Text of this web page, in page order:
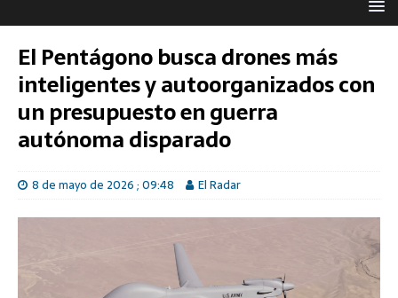
El Pentágono busca drones más
inteligentes y autoorganizados con
un presupuesto en guerra
autónoma disparado
8 de mayo de 2026 ; 09:48 El Radar